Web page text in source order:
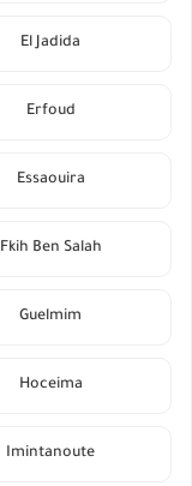
El Jadida
Erfoud
Essaouira
Fkih Ben Salah
Guelmim
Hoceima
Imintanoute